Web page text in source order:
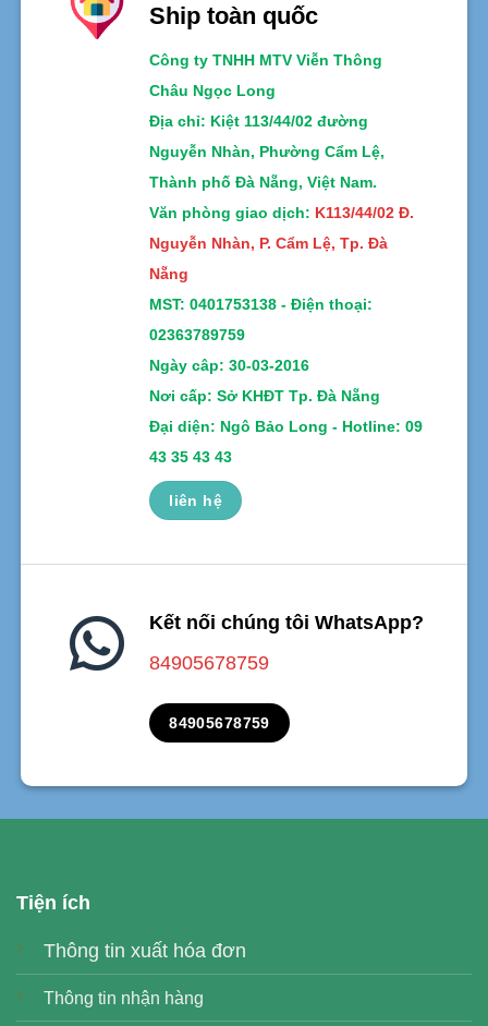
Ship toàn quốc
Công ty TNHH MTV Viễn Thông
Châu Ngọc Long
Địa chỉ: Kiệt 113/44/02 đường
Nguyễn Nhàn, Phường Cẩm Lệ,
Thành phố Đà Nẵng, Việt Nam.
Văn phòng giao dịch: K113/44/02 Đ.
Nguyễn Nhàn, P. Cẩm Lệ, Tp. Đà
Nẵng
MST: 0401753138 - Điện thoại:
02363789759
Ngày câp: 30-03-2016
Nơi cấp: Sở KHĐT Tp. Đà Nẵng
Đại diện: Ngô Bảo Long - Hotline: 09
43 35 43 43
liên hệ
Kết nối chúng tôi WhatsApp?
84905678759
84905678759
Tiện ích
Thông tin xuất hóa đơn
Thông tin nhận hàng